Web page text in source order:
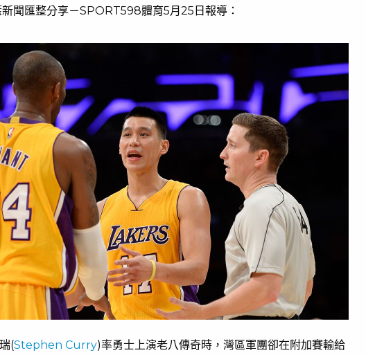
聞匯整分享－SPORT598體育5月25日報導：
(Stephen Curry)率勇士上演老八傳奇時，灣區軍團卻在附加賽輸給